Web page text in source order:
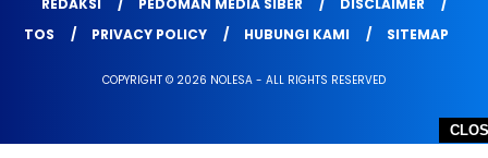
REDAKSI PEDOMAN MEDIA SIBER
DISCLAIMER
TOS
PRIVACY POLICY HUBUNGI KAMI SITEMAP
COPYRIGHT © 2026 NOLESA - ALL RIGHTS RESERVED